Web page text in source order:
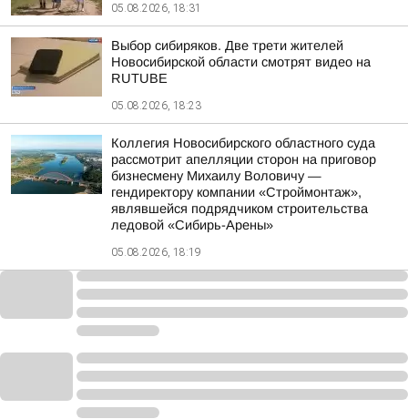
05.08.2026, 18:31
Выбор сибиряков. Две трети жителей
Новосибирской области смотрят видео на
RUTUBE
05.08.2026, 18:23
Коллегия Новосибирского областного суда
рассмотрит апелляции сторон на приговор
бизнесмену Михаилу Воловичу —
гендиректору компании «Строймонтаж»,
являвшейся подрядчиком строительства
ледовой «Сибирь-Арены»
05.08.2026, 18:19